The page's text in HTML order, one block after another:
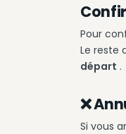
Pour
Le reste
départ .
❌
Si vous